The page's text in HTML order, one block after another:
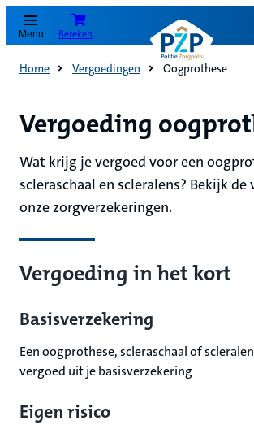
Menu Bereken je premie
Home Vergoedingen Oogprothese
Vergoeding
Wat krijg je vergoed voor een
scleraschaal en scleralens? Bekijk
onze zorgverzekeringen.
Vergoeding in het kort
Basisverzekering
Een oogprothese, scleraschaal of
vergoed uit je basisverzekering
Eigen risico